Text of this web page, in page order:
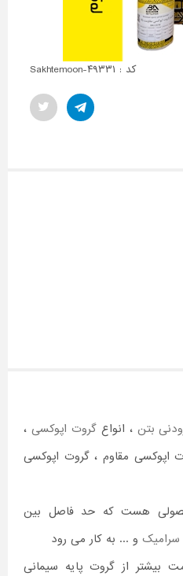
کد : Sakhtemoon-۴۹۳۳۱
بتن ، انواعگروت اپوکسی ،
اپوکسی مقاوم ، گروت اپوکسی
هست که حد فاصل بین
سرامیک و ... به کار می رود
بیشتر از گروت پایه سیمانی